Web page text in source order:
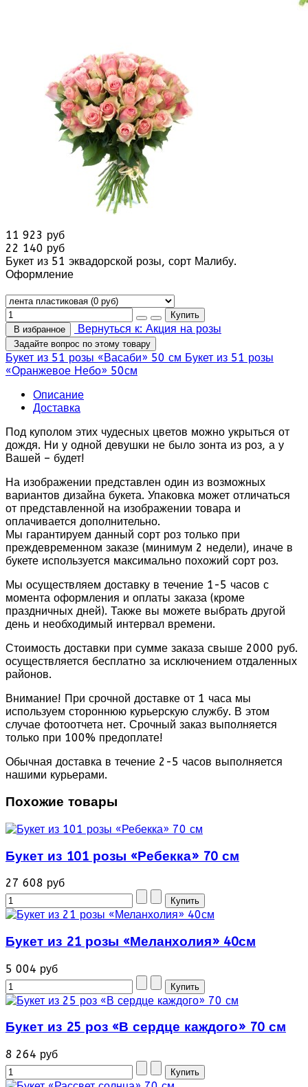
11 923 руб
22 140 руб
Букет из 51 эквадорской розы, сорт Малибу.
Оформление
В избранное Вернуться к: Акция на розы
Задайте вопрос по этому товару
Букет из 51 розы «Васаби» 50 см Букет из 51 розы
«Оранжевое Небо» 50см
Описание
Доставка
Под куполом этих чудесных цветов можно укрыться от
дождя. Ни у одной девушки не было зонта из роз, а у
Вашей – будет!
На изображении представлен один из возможных
вариантов дизайна букета. Упаковка может отличаться
от представленной на изображении товара и
оплачивается дополнительно.
Мы гарантируем данный сорт роз только при
преждевременном заказе (минимум 2 недели), иначе в
букете используется максимально похожий сорт роз.
Мы осуществляем доставку в течение 1-5 часов с
момента оформления и оплаты заказа (кроме
праздничных дней). Также вы можете выбрать другой
день и необходимый интервал времени.
Стоимость доставки при сумме заказа свыше 2000 руб.
осуществляется бесплатно за исключением отдаленных
районов.
Внимание! При срочной доставке от 1 часа мы
используем стороннюю курьерскую службу. В этом
случае фотоотчета нет. Срочный заказ выполняется
только при 100% предоплате!
Обычная доставка в течение 2-5 часов выполняется
нашими курьерами.
Похожие товары
Букет из 101 розы «Ребекка» 70 см
27 608 руб
Букет из 21 розы «Меланхолия» 40см
5 004 руб
Букет из 25 роз «В сердце каждого» 70 см
8 264 руб